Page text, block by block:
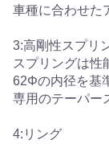
車種に合わせた
3:高剛性スプリ
スプリングは性
62Φの内径を基
専用のテーパー
4:リング